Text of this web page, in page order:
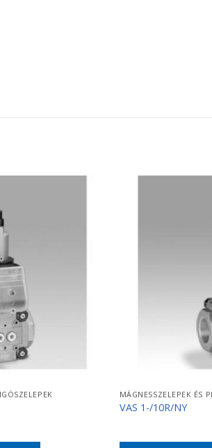
MÁGNESSZELEPEK ÉS
VAS 1-/10R/NY